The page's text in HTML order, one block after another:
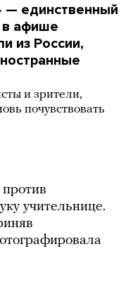
— единственный
в афише
из России,
и зрители,
почувствовать
учительнице.